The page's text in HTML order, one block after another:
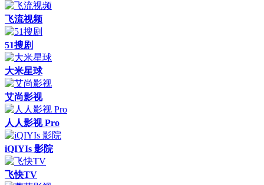
飞流视频
51搜剧
大米星球
艾尚影视
人人影视 Pro
iQIYIs 影院
飞快TV